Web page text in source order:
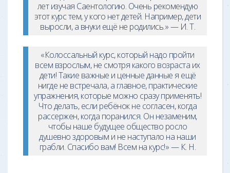
лет изучая Саентологию. Очень рекомендую
этот курс тем, у кого нет детей. Например, дети
выросли, а внуки ещё не родились.» — И. Т.
«Колоссальный курс, который надо пройти
всем взрослым, не смотря какого возраста их
дети! Такие важные и ценные данные я ещё
нигде не встречала, а главное, практические
упражнения, которые можно сразу применять!
Что делать, если ребёнок не согласен, когда
рассержен, когда поранился. Он незаменим,
чтобы наше будущее общество росло
душевно здоровым и не наступало на наши
грабли. Спасибо вам! Всем на курс!» — К. Н.